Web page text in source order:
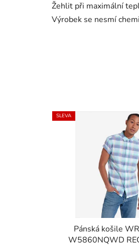
Žehlit při maximální
Výrobek se nesmí
SLEVA
Pánská košile
W5860NQWD